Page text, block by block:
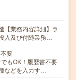
【業務内容詳細】ラ
入及び付随業務…
要
もOK！履歴書不要
などを入力す…